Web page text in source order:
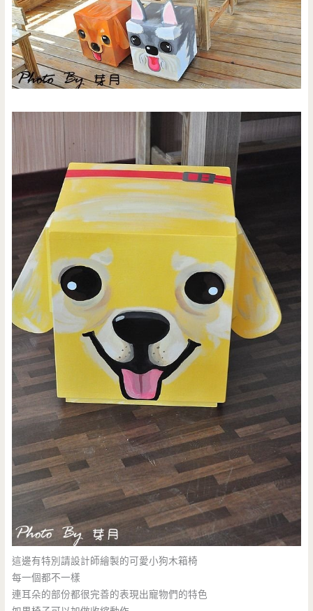
這邊有特別請設計師繪製的可愛小狗木箱椅
每一個都不一樣
連耳朵的部份都很完善的表現出寵物們的特色